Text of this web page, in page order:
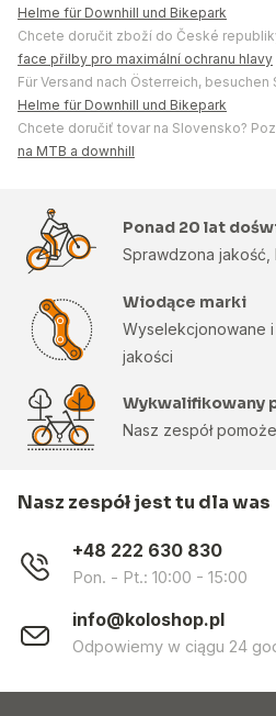
Helme für Downhill und Bikepark
Chcete doručit zboží do České
face přilby pro maximální ochranu hlavy
Für Versand nach Österreich, besuchen
Helme für Downhill und Bikepark
Chcete doručiť tovar na Slovensko?
na MTB a downhill
Ponad 20 lat
Sprawdzona
Wiodące marki
Wyselekcjonowane
jakości
Wykwalifikowany
Nasz zespół
Nasz zespół jest tu dla was
+48 222 630 830
Pon. - Pt.: 10:00 - 15:00
info@koloshop.pl
Odpowiemy w ciągu 24